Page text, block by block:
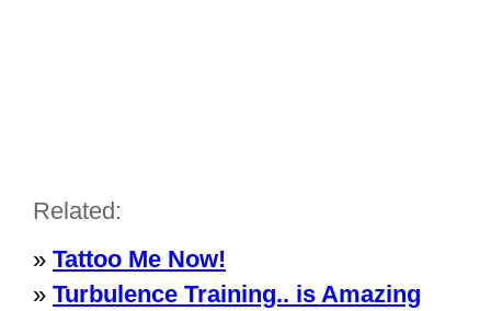
Related:
» Tattoo Me Now!
» Turbulence Training.. is Amazing